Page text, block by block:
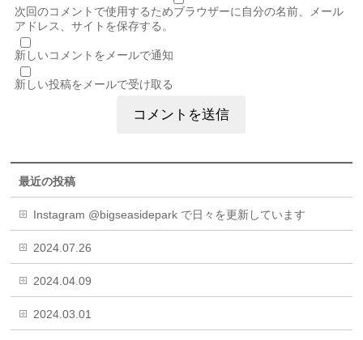
次回のコメントで使用するためブラウザーに自分の名前、メール
アドレス、サイトを保存する。
新しいコメントをメールで通知
新しい投稿をメールで受け取る
最近の投稿
Instagram @bigseasidepark で日々を更新しています
2024.07.26
2024.04.09
2024.03.01